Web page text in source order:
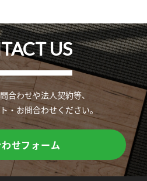
US
合わせや法人契約等、
・お問合わせください。
せフォーム